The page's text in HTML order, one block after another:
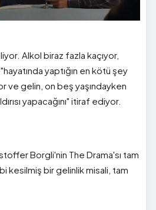
Alkol biraz fazla kaçıyor,
yaptığın en kötü şey
ve gelin, on beş yaşındayken
yapacağını" itiraf ediyor.
Borgli'nin The Drama'sı tam
kesilmiş bir gelinlik misali, tam